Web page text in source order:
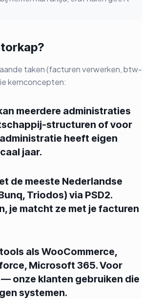
taken (facturen verwerken, btw-
kernconcepten:
meerdere administraties
structuren of voor
heeft eigen
jaar.
de meeste Nederlandse
Triodos) via PSD2.
je matcht ze met je facturen
als WooCommerce,
Microsoft 365. Voor
onze klanten gebruiken die
systemen.